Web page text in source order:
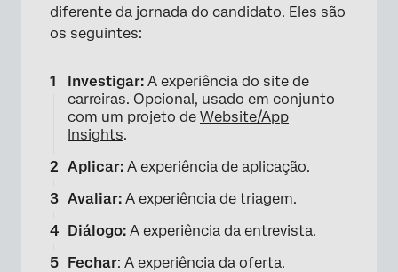
diferente da jornada do candidato. Eles são
os seguintes:
Investigar: A experiência do site de
carreiras. Opcional, usado em conjunto
com um projeto de Website/App
Insights.
Aplicar: A experiência de aplicação.
Avaliar: A experiência de triagem.
Diálogo: A experiência da entrevista.
Fechar: A experiência da oferta.